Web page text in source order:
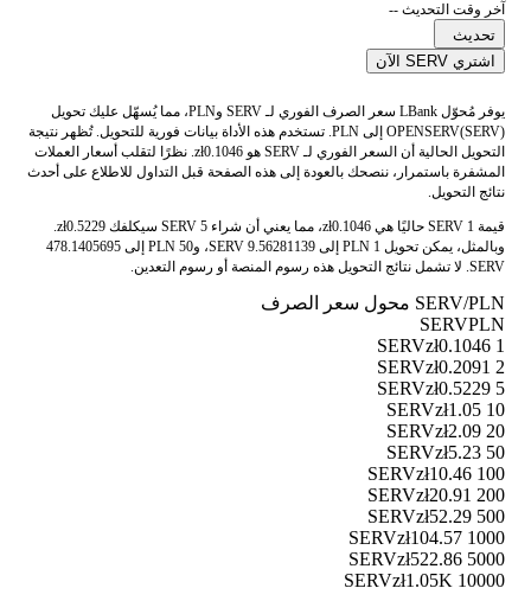
آخر وقت التحديث --
تحديث
اشتري SERV الآن
يوفر مُحوّل LBank سعر الصرف الفوري لـ SERV وPLN، مما يُسهّل عليك تحويل
OPENSERV(SERV) إلى PLN. تستخدم هذه الأداة بيانات فورية للتحويل. تُظهر نتيجة
التحويل الحالية أن السعر الفوري لـ SERV هو zł0.1046. نظرًا لتقلب أسعار العملات
المشفرة باستمرار، ننصحك بالعودة إلى هذه الصفحة قبل التداول للاطلاع على أحدث
نتائج التحويل.
قيمة 1 SERV حاليًا هي zł0.1046، مما يعني أن شراء 5 SERV سيكلفك zł0.5229.
وبالمثل، يمكن تحويل 1 PLN إلى 9.56281139 SERV، و50 PLN إلى 478.1405695
SERV. لا تشمل نتائج التحويل هذه رسوم المنصة أو رسوم التعدين.
SERV/PLN محول سعر الصرف
SERVPLN
1 SERV
zł0.1046
2 SERV
zł0.2091
5 SERV
zł0.5229
10 SERV
zł1.05
20 SERV
zł2.09
50 SERV
zł5.23
100 SERV
zł10.46
200 SERV
zł20.91
500 SERV
zł52.29
1000 SERV
zł104.57
5000 SERV
zł522.86
10000 SERV
zł1.05K